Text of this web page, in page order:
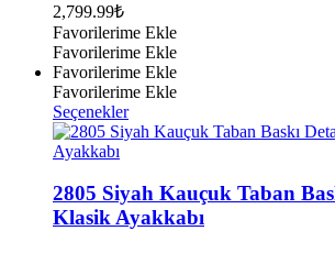
seçilebilir
2,799.99₺
Favorilerime Ekle
Favorilerime Ekle
Favorilerime Ekle
Favorilerime Ekle
SeçeneklerBu
ürünün
varyasyonu
var.
Seçenekler
2805 Siyah Kauçuk Taban
Klasik Ayakkabı